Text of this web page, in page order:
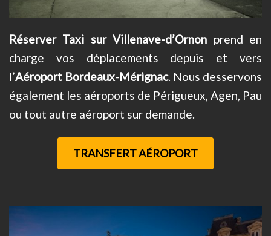
Réserver Taxi sur Villenave-d’Ornon prend en
charge vos déplacements depuis et vers
l’Aéroport Bordeaux-Mérignac. Nous desservons
également les aéroports de Périgueux, Agen, Pau
ou tout autre aéroport sur demande.
TRANSFERT AÉROPORT